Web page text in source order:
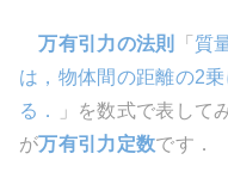
万有引力の法則 「 質
は，物体間の距離の2
る．
」を数式で表して
が万有引力定数です．